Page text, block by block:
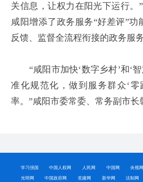
关信息，让权力在阳光下运行
咸阳增添了政务服务“好差评”
反馈、监督全流程衔接的政务服
“咸阳市加快‘数字乡村’和‘智
准化规范化，做到服务群众‘
率。”咸阳市委常委、常务副市长
学习强国 中国人权网 人民网 中国网 央视
光明网 中国政府网 党建网 新华网 法制网